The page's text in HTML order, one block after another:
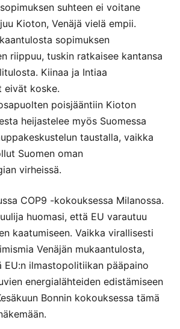
suhteen ei voitane
Kioton, Venäjä vielä empii.
sopimuksen
riippuu, tuskin ratkaisee kantansa
Kiinaa ja Intiaa
eivät koske.
poisjääntiin Kioton
heijastelee myös Suomessa
taustalla, vaikka
Suomen oman
virheissä.
COP9 -kokouksessa Milanossa.
huomasi, että EU varautuu
kaatumiseen. Vaikka virallisesti
Venäjän mukaantulosta,
EU:n ilmastopolitiikan pääpaino
energialähteiden edistämiseen
Bonnin kokouksessa tämä